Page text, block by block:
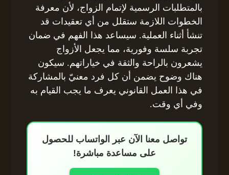
بالمتطلبات الرسمية لإتمام الزواج، لأن معرفة
الخطوات اللازمة ستقلل من أي تعقيدات قد
تنشأ أثناء العملية. سيساعد هذا الفهم في ضمان
تجربة سلسة وفورية، مما يجعل الأزواج
يشعرون بالراحة والثقة في خياراتهم. سيكون
هناك وضوح يضمن أن كل فرد معنيّ بالمشاركة
في هذا العمل القانوني يعرف ما يجب القيام به
وفي أي وقت.
تواصل معنا الآن عبر الواتساب للحصول
على مساعدة مباشرة!